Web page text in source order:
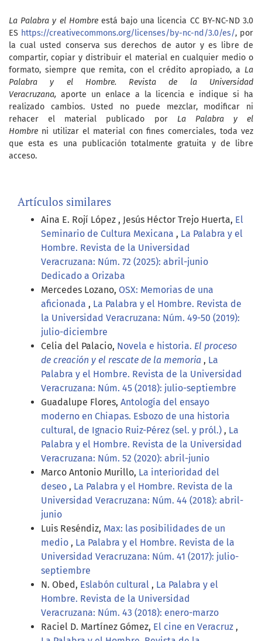
La Palabra y el Hombreestá bajo una licencia CC BY-NC-ND 3.0
ES https://creativecommons.org/licenses/by-nc-nd/3.0/es/, por
la cual usted conserva sus derechos de autor y es libre de
compartir, copiar y distribuir el material en cualquier medio o
formato, siempre que remita, con el crédito apropiado, a La
Palabra y el Hombre. Revista de la Universidad
Veracruzana, aporte un enlace a la licencia e indique si ha
realizado cambios. Usted no puede mezclar, modificar ni
rehacer el material publicado por La Palabra y el
Hombre ni utilizar el material con fines comerciales, toda vez
que esta es una publicación totalmente gratuita y de libre
acceso.
Artículos similares
Aina E. Rojí López , Jesús Héctor Trejo Huerta, El
Seminario de Cultura Mexicana , La Palabra y el
Hombre. Revista de la Universidad
Veracruzana: Núm. 72 (2025): abril-junio
Dedicado a Orizaba
Mercedes Lozano, OSX: Memorias de una
aficionada , La Palabra y el Hombre. Revista de
la Universidad Veracruzana: Núm. 49-50 (2019):
julio-diciembre
Celia del Palacio, Novela e historia. El proceso
de creación y el rescate de la memoria , La
Palabra y el Hombre. Revista de la Universidad
Veracruzana: Núm. 45 (2018): julio-septiembre
Guadalupe Flores, Antología del ensayo
moderno en Chiapas. Esbozo de una historia
cultural, de Ignacio Ruiz-Pérez (sel. y pról.) , La
Palabra y el Hombre. Revista de la Universidad
Veracruzana: Núm. 52 (2020): abril-junio
Marco Antonio Murillo, La interioridad del
deseo , La Palabra y el Hombre. Revista de la
Universidad Veracruzana: Núm. 44 (2018): abril-
junio
Luis Reséndiz, Max: las posibilidades de un
medio , La Palabra y el Hombre. Revista de la
Universidad Veracruzana: Núm. 41 (2017): julio-
septiembre
N. Obed, Eslabón cultural , La Palabra y el
Hombre. Revista de la Universidad
Veracruzana: Núm. 43 (2018): enero-marzo
Raciel D. Martínez Gómez, El cine en Veracruz ,